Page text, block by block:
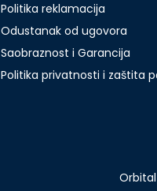
Politika reklamacija
Odustanak od ugovora
Saobraznost i Garancija
Politika privatnosti i zaštita